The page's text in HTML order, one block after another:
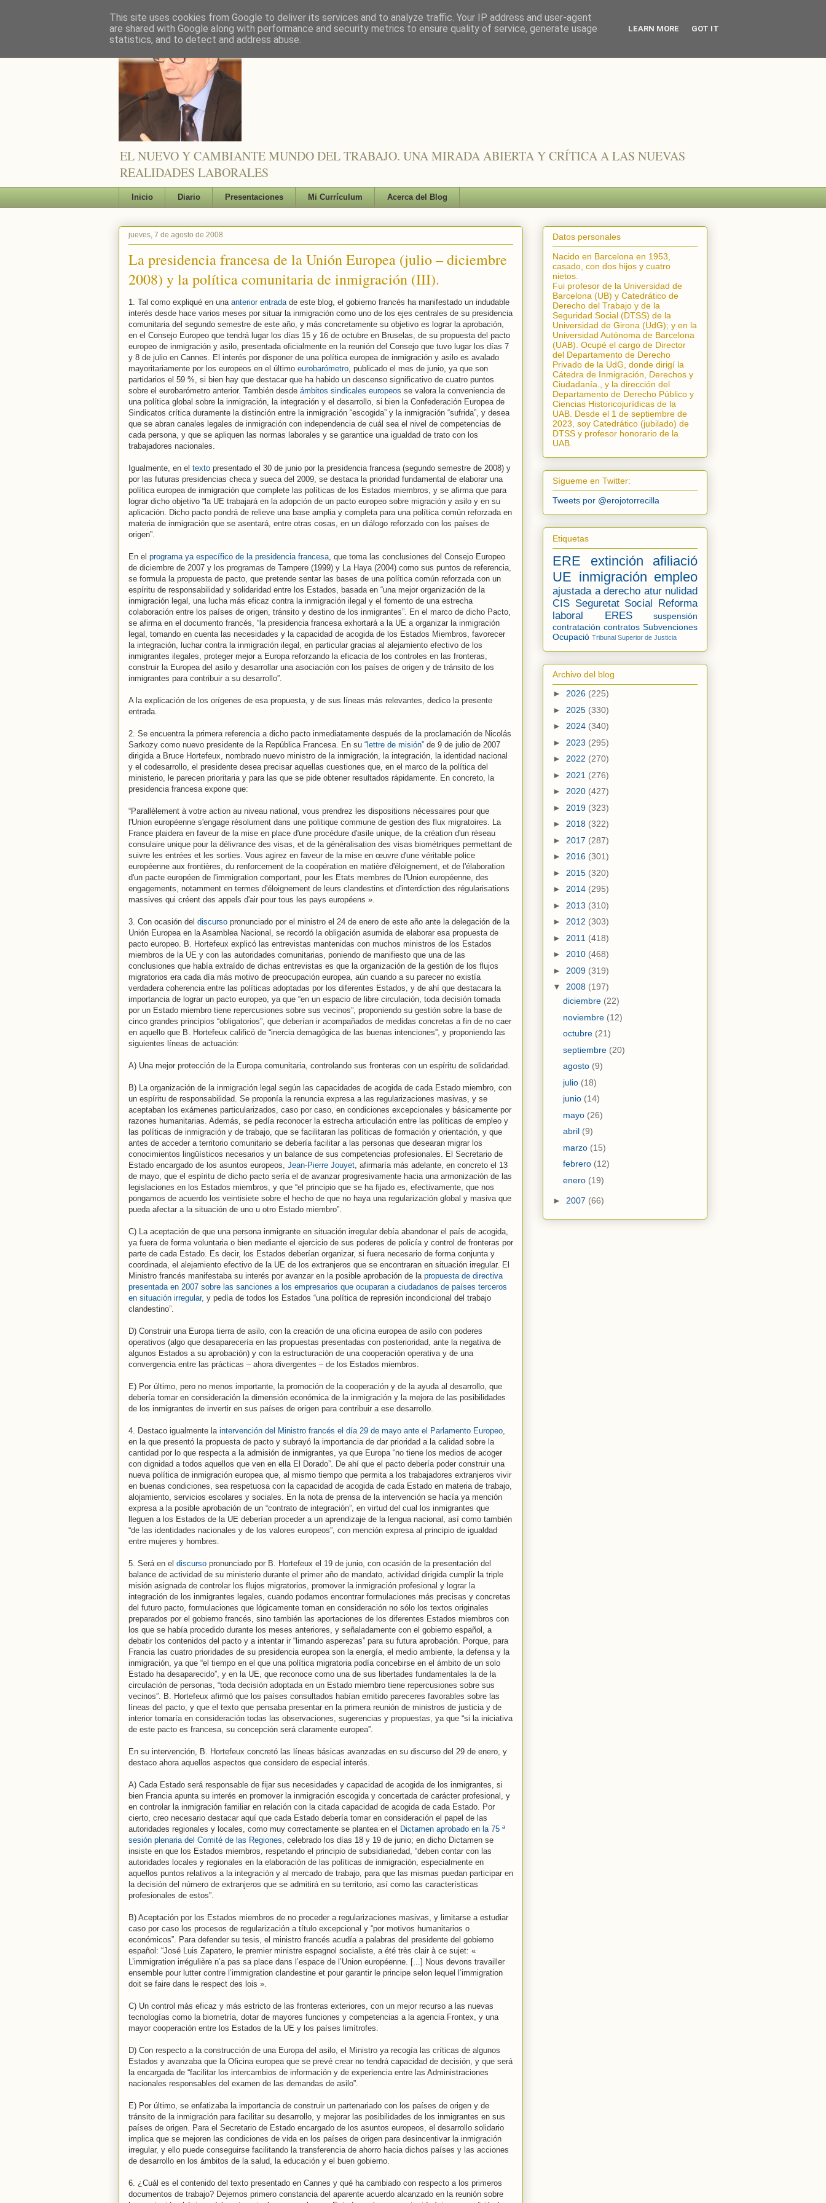
EL NUEVO Y CAMBIANTE MUNDO DEL TRABAJO. UNA MIRADA ABIERTA Y CRÍTICA A LAS NUEVAS
REALIDADES LABORALES
Inicio Diario Presentaciones Mi Currículum Acerca del Blog
jueves, 7 de agosto de 2008
La presidencia francesa de la Unión Europea (julio – diciembre
2008) y la política comunitaria de inmigración (III).
1. Tal como expliqué en una anterior entrada de este blog, el gobierno francés ha manifestado un indudable
interés desde hace varios meses por situar la inmigración como uno de los ejes centrales de su presidencia
comunitaria del segundo semestre de este año, y más concretamente su objetivo es lograr la aprobación,
en el Consejo Europeo que tendrá lugar los días 15 y 16 de octubre en Bruselas, de su propuesta del pacto
europeo de inmigración y asilo, presentada oficialmente en la reunión del Consejo que tuvo lugar los días 7
y 8 de julio en Cannes. El interés por disponer de una política europea de inmigración y asilo es avalado
mayoritariamente por los europeos en el último eurobarómetro , publicado el mes de junio, ya que son
partidarios el 59 %, si bien hay que destacar que ha habido un descenso significativo de cuatro puntos
sobre el eurobarómetro anterior. También desde ámbitos sindicales europeos se valora la conveniencia de
una política global sobre la inmigración, la integración y el desarrollo, si bien la Confederación Europea de
Sindicatos crítica duramente la distinción entre la inmigración “escogida” y la inmigración “sufrida”, y desea
que se abran canales legales de inmigración con independencia de cuál sea el nivel de competencias de
cada persona, y que se apliquen las normas laborales y se garantice una igualdad de trato con los
trabajadores nacionales.
Igualmente, en el texto presentado el 30 de junio por la presidencia francesa (segundo semestre de 2008) y
por las futuras presidencias checa y sueca del 2009, se destaca la prioridad fundamental de elaborar una
política europea de inmigración que complete las políticas de los Estados miembros, y se afirma que para
lograr dicho objetivo “la UE trabajará en la adopción de un pacto europeo sobre migración y asilo y en su
aplicación. Dicho pacto pondrá de relieve una base amplia y completa para una política común reforzada en
materia de inmigración que se asentará, entre otras cosas, en un diálogo reforzado con los países de
origen”.
En el programa ya específico de la presidencia francesa , que toma las conclusiones del Consejo Europeo
de diciembre de 2007 y los programas de Tampere (1999) y La Haya (2004) como sus puntos de referencia,
se formula la propuesta de pacto, que pretende sentar las bases de una política común reforzada con un
espíritu de responsabilidad y solidaridad entre los Estados, basada en “una mejor organización de la
inmigración legal, una lucha más eficaz contra la inmigración ilegal y el fomento de una estrecha
colaboración entre los países de origen, tránsito y destino de los inmigrantes”. En el marco de dicho Pacto,
se afirma en el documento francés, “la presidencia francesa exhortará a la UE a organizar la inmigración
legal, tomando en cuenta las necesidades y la capacidad de acogida de los Estados Miembros, favorecer
la integración, luchar contra la inmigración ilegal, en particular gracias al alejamiento efectivo de los
inmigrantes ilegales, proteger mejor a Europa reforzando la eficacia de los controles en las fronteras,
construir la Europea del asilo y desarrollar una asociación con los países de origen y de tránsito de los
inmigrantes para contribuir a su desarrollo”.
A la explicación de los orígenes de esa propuesta, y de sus líneas más relevantes, dedico la presente
entrada.
2. Se encuentra la primera referencia a dicho pacto inmediatamente después de la proclamación de Nicolás
Sarkozy como nuevo presidente de la República Francesa. En su “lettre de misión” de 9 de julio de 2007
dirigida a Bruce Hortefeux, nombrado nuevo ministro de la inmigración, la integración, la identidad nacional
y el codesarrollo, el presidente desea precisar aquellas cuestiones que, en el marco de la política del
ministerio, le parecen prioritaria y para las que se pide obtener resultados rápidamente. En concreto, la
presidencia francesa expone que:
“Parallèlement à votre action au niveau national, vous prendrez les dispositions nécessaires pour que
l'Union européenne s'engage résolument dans une politique commune de gestion des flux migratoires. La
France plaidera en faveur de la mise en place d'une procédure d'asile unique, de la création d'un réseau
consulaire unique pour la délivrance des visas, et de la généralisation des visas biométriques permettant de
suivre les entrées et les sorties. Vous agirez en faveur de la mise en œuvre d'une véritable police
européenne aux frontières, du renforcement de la coopération en matière d'éloignement, et de l'élaboration
d'un pacte européen de l'immigration comportant, pour les Etats membres de l'Union européenne, des
engagements, notamment en termes d'éloignement de leurs clandestins et d'interdiction des régularisations
massives qui créent des appels d'air pour tous les pays européens ».
3. Con ocasión del discurso pronunciado por el ministro el 24 de enero de este año ante la delegación de la
Unión Europea en la Asamblea Nacional, se recordó la obligación asumida de elaborar esa propuesta de
pacto europeo. B. Hortefeux explicó las entrevistas mantenidas con muchos ministros de los Estados
miembros de la UE y con las autoridades comunitarias, poniendo de manifiesto que una de las
conclusiones que había extraído de dichas entrevistas es que la organización de la gestión de los flujos
migratorios era cada día más motivo de preocupación europea, aún cuando a su parecer no existía
verdadera coherencia entre las políticas adoptadas por los diferentes Estados, y de ahí que destacara la
importancia de lograr un pacto europeo, ya que “en un espacio de libre circulación, toda decisión tomada
por un Estado miembro tiene repercusiones sobre sus vecinos”, proponiendo su gestión sobre la base de
cinco grandes principios “obligatorios”, que deberían ir acompañados de medidas concretas a fin de no caer
en aquello que B. Hortefeux calificó de “inercia demagógica de las buenas intenciones”, y proponiendo las
siguientes líneas de actuación:
A) Una mejor protección de la Europa comunitaria, controlando sus fronteras con un espíritu de solidaridad.
B) La organización de la inmigración legal según las capacidades de acogida de cada Estado miembro, con
un espíritu de responsabilidad. Se proponía la renuncia expresa a las regularizaciones masivas, y se
aceptaban los exámenes particularizados, caso por caso, en condiciones excepcionales y básicamente por
razones humanitarias. Además, se pedía reconocer la estrecha articulación entre las políticas de empleo y
las políticas de inmigración y de trabajo, que se facilitaran las políticas de formación y orientación, y que
antes de acceder a territorio comunitario se debería facilitar a las personas que desearan migrar los
conocimientos lingüísticos necesarios y un balance de sus competencias profesionales. El Secretario de
Estado encargado de los asuntos europeos, Jean-Pierre Jouyet , afirmaría más adelante, en concreto el 13
de mayo, que el espíritu de dicho pacto sería el de avanzar progresivamente hacia una armonización de las
legislaciones en los Estados miembros, y que “el principio que se ha fijado es, efectivamente, que nos
pongamos de acuerdo los veintisiete sobre el hecho de que no haya una regularización global y masiva que
pueda afectar a la situación de uno u otro Estado miembro”.
C) La aceptación de que una persona inmigrante en situación irregular debía abandonar el país de acogida,
ya fuera de forma voluntaria o bien mediante el ejercicio de sus poderes de policía y control de fronteras por
parte de cada Estado. Es decir, los Estados deberían organizar, si fuera necesario de forma conjunta y
coordinada, el alejamiento efectivo de la UE de los extranjeros que se encontraran en situación irregular. El
Ministro francés manifestaba su interés por avanzar en la posible aprobación de la propuesta de directiva
presentada en 2007 sobre las sanciones a los empresarios que ocuparan a ciudadanos de países terceros
en situación irregular, y pedía de todos los Estados “una política de represión incondicional del trabajo
clandestino”.
D) Construir una Europa tierra de asilo, con la creación de una oficina europea de asilo con poderes
operativos (algo que desaparecería en las propuestas presentadas con posterioridad, ante la negativa de
algunos Estados a su aprobación) y con la estructuración de una cooperación operativa y de una
convergencia entre las prácticas – ahora divergentes – de los Estados miembros.
E) Por último, pero no menos importante, la promoción de la cooperación y de la ayuda al desarrollo, que
debería tomar en consideración la dimensión económica de la inmigración y la mejora de las posibilidades
de los inmigrantes de invertir en sus países de origen para contribuir a ese desarrollo.
4. Destaco igualmente la intervención del Ministro francés el día 29 de mayo ante el Parlamento Europeo
en la que presentó la propuesta de pacto y subrayó la importancia de dar prioridad a la calidad sobre la
cantidad por lo que respecta a la admisión de inmigrantes, ya que Europa “no tiene los medios de acoger
con dignidad a todos aquellos que ven en ella El Dorado”. De ahí que el pacto debería poder construir una
nueva política de inmigración europea que, al mismo tiempo que permita a los trabajadores extranjeros vivir
en buenas condiciones, sea respetuosa con la capacidad de acogida de cada Estado en materia de trabajo,
alojamiento, servicios escolares y sociales. En la nota de prensa de la intervención se hacía ya mención
expresa a la posible aprobación de un “contrato de integración”, en virtud del cual los inmigrantes que
lleguen a los Estados de la UE deberían proceder a un aprendizaje de la lengua nacional, así como también
“de las identidades nacionales y de los valores europeos”, con mención expresa al principio de igualdad
entre mujeres y hombres.
5. Será en el discurso pronunciado por B. Hortefeux el 19 de junio, con ocasión de la presentación del
balance de actividad de su ministerio durante el primer año de mandato, actividad dirigida cumplir la triple
misión asignada de controlar los flujos migratorios, promover la inmigración profesional y lograr la
integración de los inmigrantes legales, cuando podamos encontrar formulaciones más precisas y concretas
del futuro pacto, formulaciones que lógicamente toman en consideración no sólo los textos originales
preparados por el gobierno francés, sino también las aportaciones de los diferentes Estados miembros con
los que se había procedido durante los meses anteriores, y señaladamente con el gobierno español, a
debatir los contenidos del pacto y a intentar ir “limando asperezas” para su futura aprobación. Porque, para
Francia las cuatro prioridades de su presidencia europea son la energía, el medio ambiente, la defensa y la
inmigración, ya que “el tiempo en el que una política migratoria podía concebirse en el ámbito de un solo
Estado ha desaparecido”, y en la UE, que reconoce como una de sus libertades fundamentales la de la
circulación de personas, “toda decisión adoptada en un Estado miembro tiene repercusiones sobre sus
vecinos”. B. Hortefeux afirmó que los países consultados habían emitido pareceres favorables sobre las
líneas del pacto, y que el texto que pensaba presentar en la primera reunión de ministros de justicia y de
interior tomaría en consideración todas las observaciones, sugerencias y propuestas, ya que “si la iniciativa
de este pacto es francesa, su concepción será claramente europea”.
En su intervención, B. Hortefeux concretó las líneas básicas avanzadas en su discurso del 29 de enero, y
destaco ahora aquellos aspectos que considero de especial interés.
A) Cada Estado será responsable de fijar sus necesidades y capacidad de acogida de los inmigrantes, si
bien Francia apunta su interés en promover la inmigración escogida y concertada de carácter profesional, y
en controlar la inmigración familiar en relación con la citada capacidad de acogida de cada Estado. Por
cierto, creo necesario destacar aquí que cada Estado debería tomar en consideración el papel de las
autoridades regionales y locales, como muy correctamente se plantea en el Dictamen aprobado en la 75 ª
sesión plenaria del Comité de las Regiones , celebrado los días 18 y 19 de junio; en dicho Dictamen se
insiste en que los Estados miembros, respetando el principio de subsidiariedad, “deben contar con las
autoridades locales y regionales en la elaboración de las políticas de inmigración, especialmente en
aquellos puntos relativos a la integración y al mercado de trabajo, para que las mismas puedan participar en
la decisión del número de extranjeros que se admitirá en su territorio, así como las características
profesionales de estos”.
B) Aceptación por los Estados miembros de no proceder a regularizaciones masivas, y limitarse a estudiar
caso por caso los procesos de regularización a título excepcional y “por motivos humanitarios o
económicos”. Para defender su tesis, el ministro francés acudía a palabras del presidente del gobierno
español: “José Luis Zapatero, le premier ministre espagnol socialiste, a été très clair à ce sujet: «
L’immigration irrégulière n’a pas sa place dans l’espace de l’Union européenne. [...] Nous devons travailler
ensemble pour lutter contre l’immigration clandestine et pour garantir le principe selon lequel l’immigration
doit se faire dans le respect des lois ».
C) Un control más eficaz y más estricto de las fronteras exteriores, con un mejor recurso a las nuevas
tecnologías como la biometría, dotar de mayores funciones y competencias a la agencia Frontex, y una
mayor cooperación entre los Estados de la UE y los países limítrofes.
D) Con respecto a la construcción de una Europa del asilo, el Ministro ya recogía las críticas de algunos
Estados y avanzaba que la Oficina europea que se prevé crear no tendrá capacidad de decisión, y que será
la encargada de “facilitar los intercambios de información y de experiencia entre las Administraciones
nacionales responsables del examen de las demandas de asilo”.
E) Por último, se enfatizaba la importancia de construir un partenariado con los países de origen y de
tránsito de la inmigración para facilitar su desarrollo, y mejorar las posibilidades de los inmigrantes en sus
países de origen. Para el Secretario de Estado encargado de los asuntos europeos, el desarrollo solidario
implica que se mejoren las condiciones de vida en los países de origen para desincentivar la inmigración
irregular, y ello puede conseguirse facilitando la transferencia de ahorro hacia dichos países y las acciones
de desarrollo en los ámbitos de la salud, la educación y el buen gobierno.
6. ¿Cuál es el contenido del texto presentado en Cannes y qué ha cambiado con respecto a los primeros
documentos de trabajo? Dejemos primero constancia del aparente acuerdo alcanzado en la reunión sobre
Datos personales
Nacido en Barcelona en 1953,
casado, con dos hijos y cuatro
nietos.
Fui profesor de la Universidad de
Barcelona (UB) y Catedrático de
Derecho del Trabajo y de la
Seguridad Social (DTSS) de la
Universidad de Girona (UdG); y en la
Universidad Autónoma de Barcelona
(UAB). Ocupé el cargo de Director
del Departamento de Derecho
Privado de la UdG, donde dirigí la
Cátedra de Inmigración, Derechos y
Ciudadanía.
, y la dirección del
Departamento de Derecho Público y
Ciencias Historicojurídicas de la
UAB. Desde el 1 de septiembre de
2023, soy Catedrático (jubilado) de
DTSS y profesor honorario de la
UAB.
Sígueme en Twitter:
Tweets por @erojotorrecilla
Etiquetas
ERE extinción
afiliació
UE inmigración empleo
ajustada a derecho atur nulidad
CIS Seguretat Social Reforma
laboral
ERES
suspensión
contratación contratos Subvenciones
Ocupació Tribunal Superior de Justicia
Archivo del blog
► 2026 (225)
► 2025 (330)
► 2024 (340)
► 2023 (295)
► 2022 (270)
► 2021 (276)
► 2020 (427)
► 2019 (323)
► 2018 (322)
► 2017 (287)
► 2016 (301)
► 2015 (320)
► 2014 (295)
► 2013 (310)
► 2012 (303)
► 2011 (418)
► 2010 (468)
► 2009 (319)
▼ 2008 (197)
diciembre (22)
noviembre (12)
octubre (21)
septiembre (20)
agosto (9)
julio (18)
junio (14)
mayo (26)
abril (9)
marzo (15)
febrero (12)
enero (19)
► 2007 (66)
This site uses cookies from Google to deliver its services and to analyze traffic. Your IP address and user-agent
are shared with Google along with performance and security metrics to ensure quality of service, generate usage
statistics, and to detect and address abuse.
LEARN MORE GOT IT